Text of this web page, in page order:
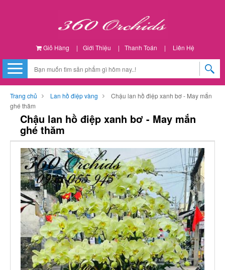
Giỏ Hàng | Giới Thiệu | Thanh Toán | Liên Hệ
Trang chủ Lan hồ điệp vàng
Chậu lan hồ điệp xanh bơ - May mắn
ghé thăm
Chậu lan hồ điệp xanh bơ - May mắn
ghé thăm